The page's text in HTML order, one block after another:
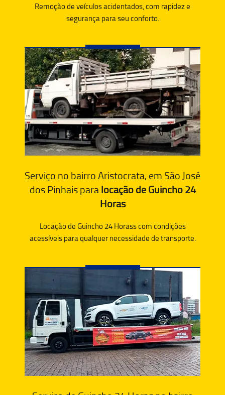
Remoção de veículos acidentados, com rapidez e
segurança para seu conforto.
Serviço no bairro Aristocrata, em São José
dos Pinhais paralocação de Guincho 24
Horas
Locação de Guincho 24 Horass com condições
acessíveis para qualquer necessidade de transporte.